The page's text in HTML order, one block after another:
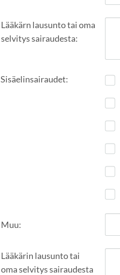
Lääkärn lausunto tai oma
selvitys sairaudesta:
Sisäelinsairaudet:
Muu:
Lääkärin lausunto tai
oma selvitys sairaudesta